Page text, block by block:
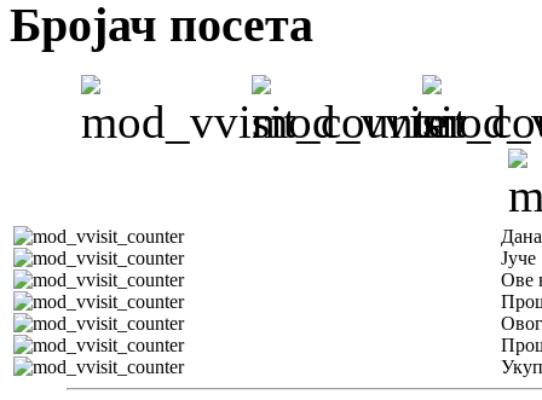
Бројач посета
Јуче
Ове